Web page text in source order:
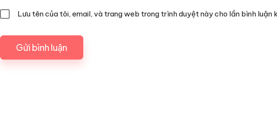
Lưu tên của tôi, email, và trang web trong trình duyệt này cho lần bình luận